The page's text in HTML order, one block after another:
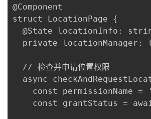
@Component
struct LocationPage {
@State locationInfo:
private locationManager:
  // 检查并申请位置权限
async
const permissionName =
const grantStatus =